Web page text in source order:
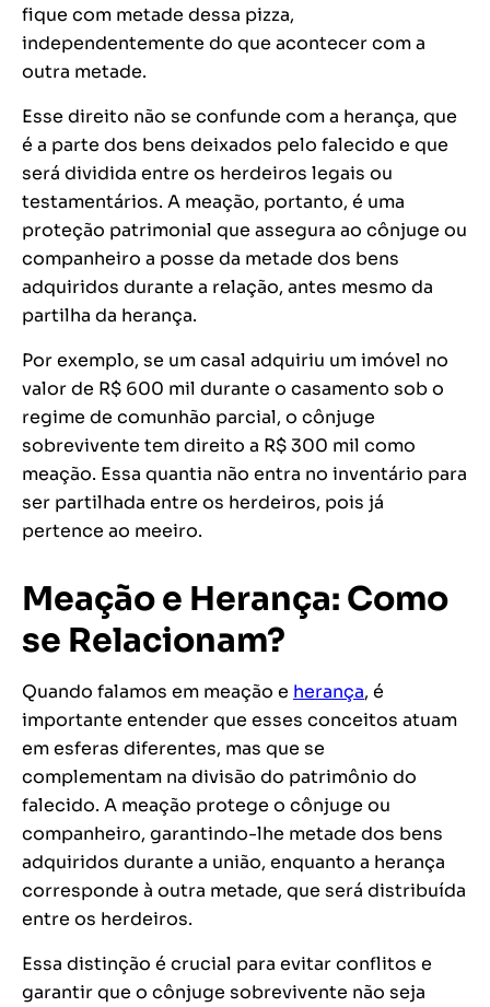
fique com metade dessa pizza,
independentemente do que acontecer com a
outra metade.
Esse direito não se confunde com a herança, que
é a parte dos bens deixados pelo falecido e que
será dividida entre os herdeiros legais ou
testamentários. A meação, portanto, é uma
proteção patrimonial que assegura ao cônjuge ou
companheiro a posse da metade dos bens
adquiridos durante a relação, antes mesmo da
partilha da herança.
Por exemplo, se um casal adquiriu um imóvel no
valor de R$ 600 mil durante o casamento sob o
regime de comunhão parcial, o cônjuge
sobrevivente tem direito a R$ 300 mil como
meação. Essa quantia não entra no inventário para
ser partilhada entre os herdeiros, pois já
pertence ao meeiro.
Meação e Herança: Como
se Relacionam?
Quando falamos em meação e herança, é
importante entender que esses conceitos atuam
em esferas diferentes, mas que se
complementam na divisão do patrimônio do
falecido. A meação protege o cônjuge ou
companheiro, garantindo-lhe metade dos bens
adquiridos durante a união, enquanto a herança
corresponde à outra metade, que será distribuída
entre os herdeiros.
Essa distinção é crucial para evitar conflitos e
garantir que o cônjuge sobrevivente não seja